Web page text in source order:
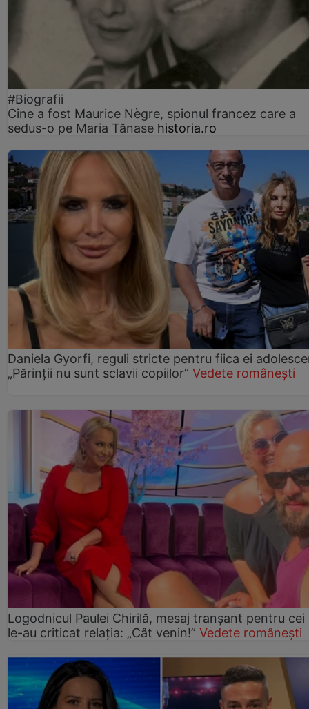
#Biografii
Cine a fost Maurice Nègre, spionul francez care a
sedus-o pe Maria Tănase historia.ro
Daniela Gyorfi, reguli stricte pentru fiica ei
„Părinții nu sunt sclavii copiilor” Vedete românești
Logodnicul Paulei Chirilă, mesaj tranșant pentru cei
le-au criticat relația: „Cât venin!” Vedete românești